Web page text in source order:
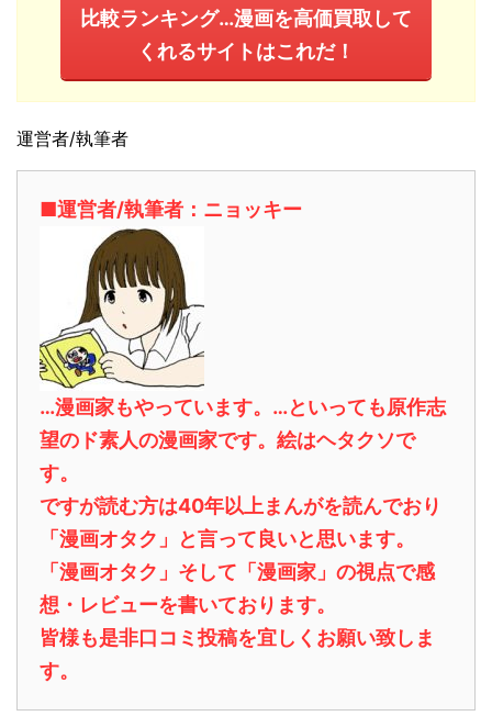
比較ランキング…漫画を高価買取して
くれるサイトはこれだ！
運営者/執筆者
■運営者/執筆者：ニョッキー
…漫画家もやっています。…といっても原作志
望のド素人の漫画家です。絵はヘタクソで
す。
ですが読む方は40年以上まんがを読んでおり
「漫画オタク」と言って良いと思います。
「漫画オタク」そして「漫画家」の視点で感
想・レビューを書いております。
皆様も是非口コミ投稿を宜しくお願い致しま
す。